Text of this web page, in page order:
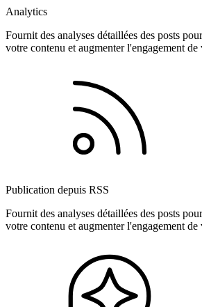
Analytics
Fournit des analyses détaillées des posts
votre contenu et augmenter l'engagement de
Publication depuis RSS
Fournit des analyses détaillées des posts
votre contenu et augmenter l'engagement de